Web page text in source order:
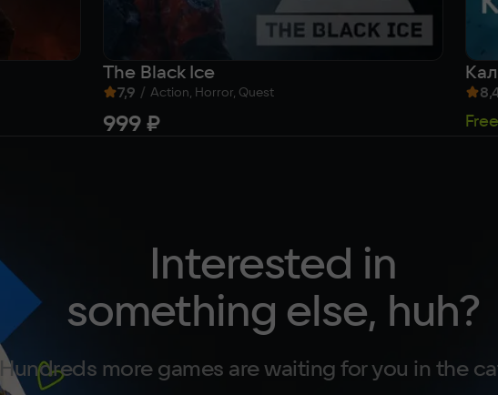
The Black Ice
7,9 / Action, Horror, Quest
999 ₽ Free
Interested in
something else, huh?
Hundreds more games are waiting for you in the